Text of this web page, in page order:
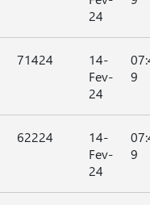
24
71424
14-
Fev-
24
9
62224
14-
Fev-
24
9